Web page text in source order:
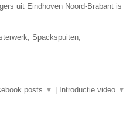
uit Eindhoven Noord-Brabant is
Spackspuiten,
posts ▼ Introductie video ▼